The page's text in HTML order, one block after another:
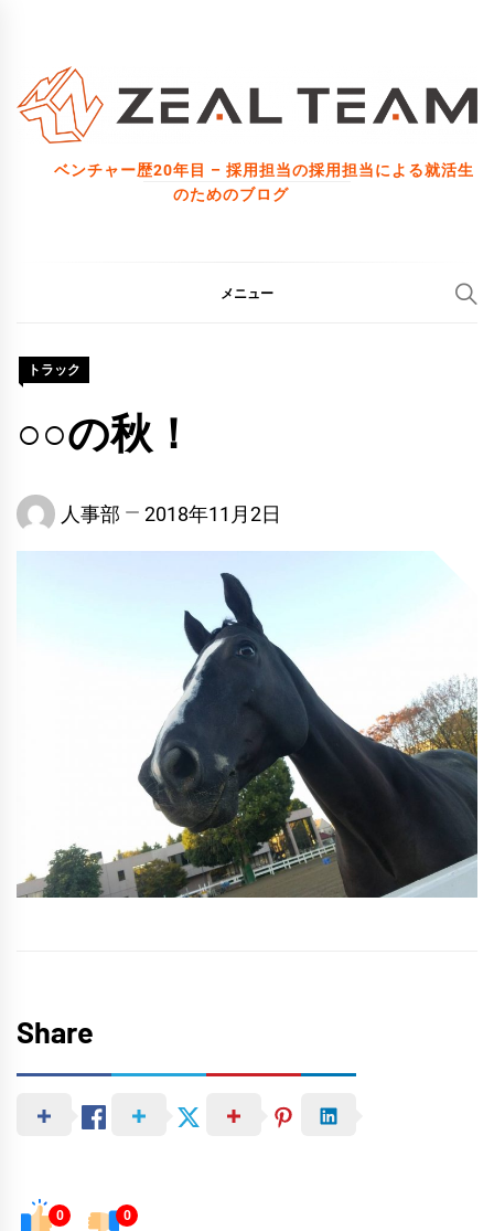
ン
ベンチャー歴20年目 – 採用担当の採用担当による就活生
のためのブログ
メニュー
トラック
○○の秋！
人事部 2018年11月2日
Share
0 0